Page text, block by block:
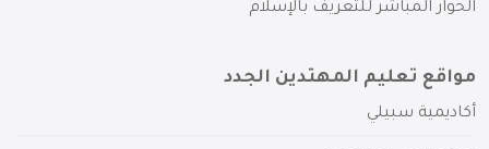
الحوار المباشر للتعريف بالإسلام
مواقع تعليم المهتدين الجدد
أكاديمية سبيلي